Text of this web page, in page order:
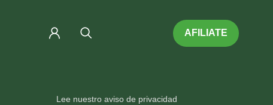
AFILIATE
Lee nuestro aviso de privacidad